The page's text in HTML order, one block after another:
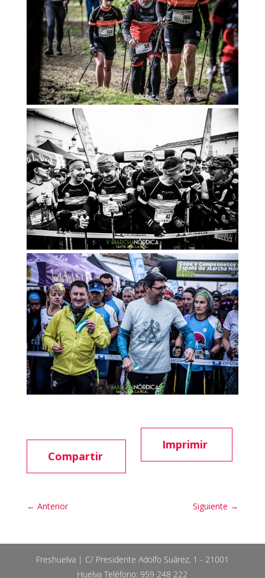
Compartir
Imprimir
← Anterior Siguiente →
Freshuelva | C/ Presidente Adolfo Suárez, 1 - 21001
Huelva Teléfono: 959 248 222